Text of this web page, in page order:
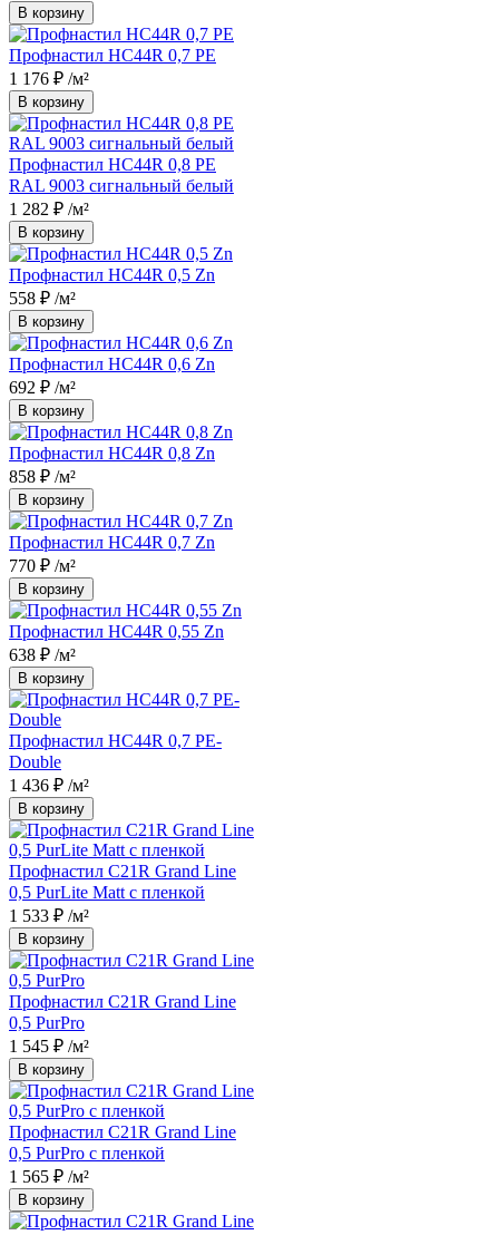
В корзину
Профнастил НС44R 0,7 PE
1 176 ₽ /м²
В корзину
Профнастил НС44R 0,8 PE
RAL 9003 сигнальный белый
1 282 ₽ /м²
В корзину
Профнастил НС44R 0,5 Zn
558 ₽ /м²
В корзину
Профнастил НС44R 0,6 Zn
692 ₽ /м²
В корзину
Профнастил НС44R 0,8 Zn
858 ₽ /м²
В корзину
Профнастил НС44R 0,7 Zn
770 ₽ /м²
В корзину
Профнастил НС44R 0,55 Zn
638 ₽ /м²
В корзину
Профнастил НС44R 0,7 PE-
Double
1 436 ₽ /м²
В корзину
Профнастил С21R Grand Line
0,5 PurLite Matt с пленкой
1 533 ₽ /м²
В корзину
Профнастил С21R Grand Line
0,5 PurPro
1 545 ₽ /м²
В корзину
Профнастил С21R Grand Line
0,5 PurPro с пленкой
1 565 ₽ /м²
В корзину